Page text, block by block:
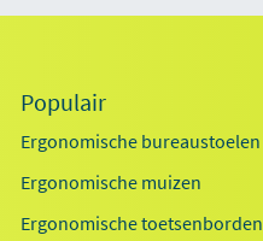
Populair
Ergonomische bureaustoelen
Ergonomische muizen
Ergonomische toetsenborden